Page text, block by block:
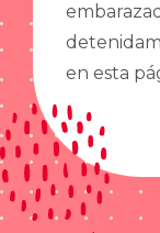
en esta